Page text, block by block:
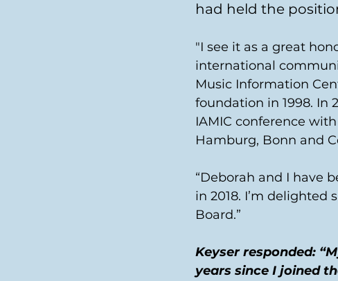
had held the
"I see it as a great
international
Music Information
foundation in 1998. In
IAMIC conference
Hamburg, Bonn and
“Deborah and I have
in 2018. I’m
Board.”
Keyser responded:
years since I joined